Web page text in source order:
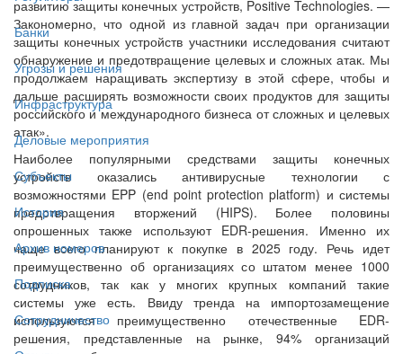
Банки
Угрозы и решения
Инфраструктура
Деловые мероприятия
Субъекты
История
Архив номеров
Подписка
Сотрудничество
развитию защиты конечных устройств, Positive Technologies. —
Закономерно, что одной из главной задач при организации
защиты конечных устройств участники исследования считают
обнаружение и предотвращение целевых и сложных атак. Мы
продолжаем наращивать экспертизу в этой сфере, чтобы и
дальше расширять возможности своих продуктов для защиты
российского и международного бизнеса от сложных и целевых
атак».
Наиболее популярными средствами защиты конечных
устройств оказались антивирусные технологии с
возможностями EPP (end point protection platform) и системы
предотвращения вторжений (HIPS). Более половины
опрошенных также используют EDR-решения. Именно их
чаще всего планируют к покупке в 2025 году. Речь идет
преимущественно об организациях со штатом менее 1000
сотрудников, так как у многих крупных компаний такие
системы уже есть. Ввиду тренда на импортозамещение
используются преимущественно отечественные EDR-
решения, представленные на рынке, 94% организаций